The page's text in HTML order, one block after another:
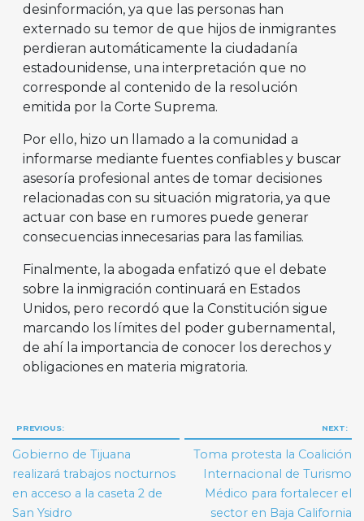
desinformación, ya que las personas han
externado su temor de que hijos de inmigrantes
perdieran automáticamente la ciudadanía
estadounidense, una interpretación que no
corresponde al contenido de la resolución
emitida por la Corte Suprema.
Por ello, hizo un llamado a la comunidad a
informarse mediante fuentes confiables y buscar
asesoría profesional antes de tomar decisiones
relacionadas con su situación migratoria, ya que
actuar con base en rumores puede generar
consecuencias innecesarias para las familias.
Finalmente, la abogada enfatizó que el debate
sobre la inmigración continuará en Estados
Unidos, pero recordó que la Constitución sigue
marcando los límites del poder gubernamental,
de ahí la importancia de conocer los derechos y
obligaciones en materia migratoria.
Navegación
de
entradas
PREVIOUS:
Gobierno de Tijuana
realizará trabajos nocturnos
en acceso a la caseta 2 de
San Ysidro
NEXT:
Toma protesta la Coalición
Internacional de Turismo
Médico para fortalecer el
sector en Baja California